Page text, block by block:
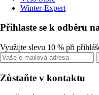
Winter-Expert
Přihlaste se k odběru
Využijte slevu 10 % při
Zůstaňte v kontaktu